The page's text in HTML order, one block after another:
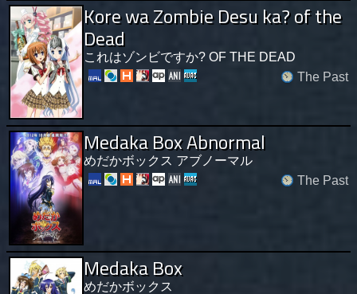
Kore wa Zombie Desu ka? of the
Dead
これはゾンビですか? OF THE DEAD
The Past
Medaka Box Abnormal
めだかボックス アブノーマル
The Past
Medaka Box
めだかボックス